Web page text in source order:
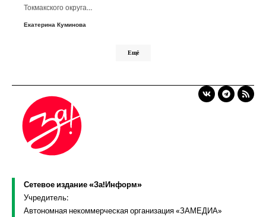
Токмакского округа…
Екатерина Куминова
Ещё
Сетевое издание «За!Информ»
Учредитель:
Автономная некоммерческая организация «ЗАМЕДИА»